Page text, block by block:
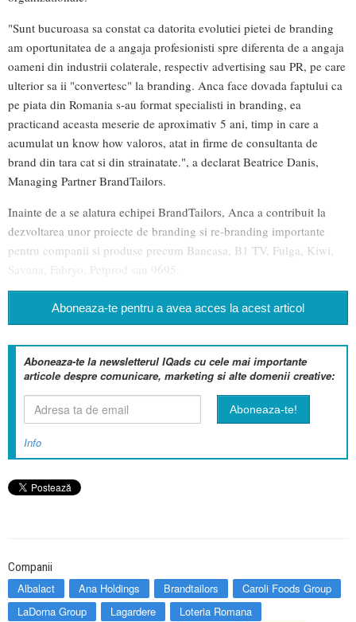
"Sunt bucuroasa sa constat ca datorita evolutiei pietei de branding
am oportunitatea de a angaja profesionisti spre diferenta de a angaja
oameni din industrii colaterale, respectiv advertising sau PR, pe care
ulterior sa ii "convertesc" la branding. Anca face dovada faptului ca
pe piata din Romania s-au format specialisti in branding, ea
practicand aceasta meserie de aproximativ 5 ani, timp in care a
acumulat un know how valoros, atat in firme de consultanta de
brand din tara cat si din strainatate.", a declarat Beatrice Danis,
Managing Partner BrandTailors.
Inainte de a se alatura echipei BrandTailors, Anca a contribuit la
dezvoltarea unor proiecte de branding si re-branding importante
pentru companii si produse precum Baneasa, B1 TV, Fulga, Kiwi,
Savana, Fabryo, Petprod sau 9695.
Aboneaza-te pentru a avea acces la acest articol
Aboneaza-te la newsletterul IQads cu cele mai importante
articole despre comunicare, marketing si alte domenii creative:
Info
Companii
Albalact Ana Holdings Brandtailors
Caroli Foods Group
LaDorna Group
Lagardere
Loteria Romana